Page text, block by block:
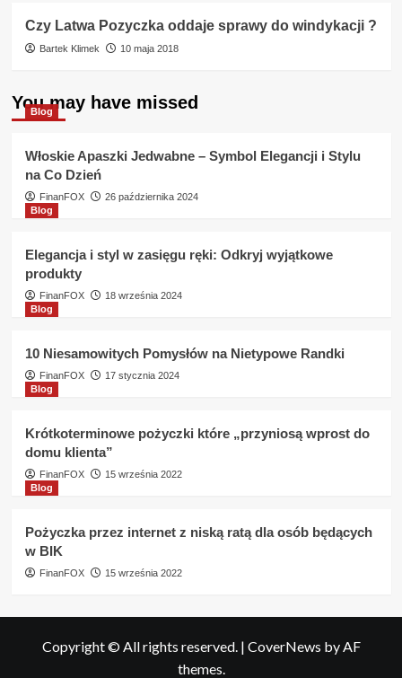
Czy Latwa Pozyczka oddaje sprawy do windykacji ?
Bartek Klimek 10 maja 2018
You may have missed
Blog
Włoskie Apaszki Jedwabne – Symbol Elegancji i Stylu
na Co Dzień
FinanFOX
26 października 2024
Blog
Elegancja i styl w zasięgu ręki: Odkryj wyjątkowe
produkty
FinanFOX
18 września 2024
Blog
10 Niesamowitych Pomysłów na Nietypowe Randki
FinanFOX
17 stycznia 2024
Blog
Krótkoterminowe pożyczki które „przyniosą wprost do
domu klienta”
FinanFOX
15 września 2022
Blog
Pożyczka przez internet z niską ratą dla osób będących
w BIK
FinanFOX 15 września 2022
Copyright © All rights reserved. | CoverNews by AF
themes.